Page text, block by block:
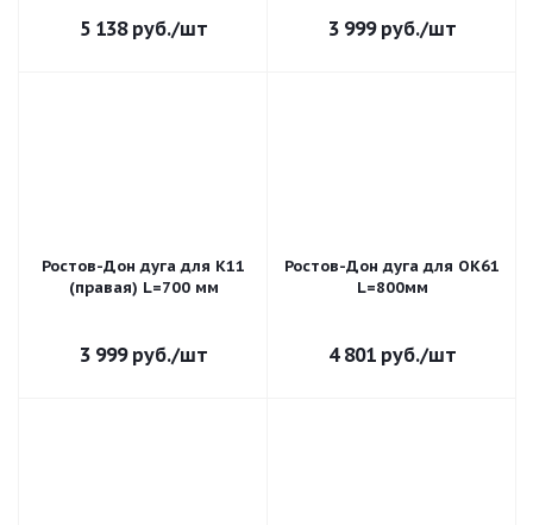
5 138руб./шт 3 999руб./шт
Ростов-Дон дуга для К11
(правая) L=700 мм
3 999руб./шт
Ростов-Дон дуга для ОК61
L=800мм
4 801руб./шт